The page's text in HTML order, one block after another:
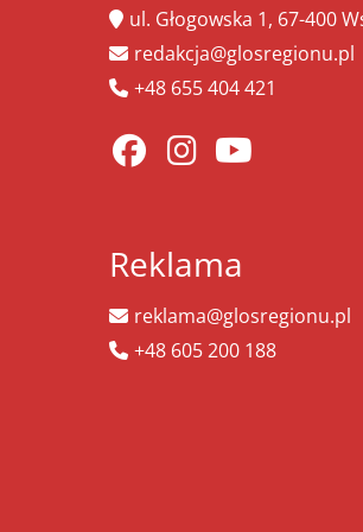
ul. Głogowska 1, 67-400
redakcja@glosregionu.pl
+48 655 404 421
Reklama
reklama@glosregionu.pl
+48 605 200 188